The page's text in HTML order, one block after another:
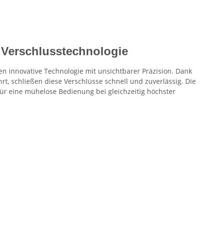
innovative Technologie mit unsichtbarer Präzision. Dank
schließen diese Verschlüsse schnell und zuverlässig. Die
eine mühelose Bedienung bei gleichzeitig höchster